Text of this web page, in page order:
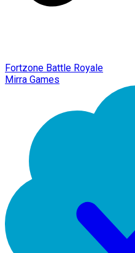
Fortzone Battle Royale
Mirra Games